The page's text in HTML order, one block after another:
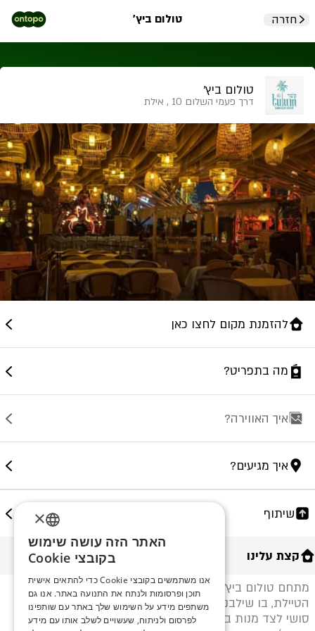
חזרה טולום ביץ'
טולום ביץ'
דרך פעמי השלום 10 , אילת
להזמנת מקום לחצו כאן
מה בתפריט?
איך האווירה?
איך מגיעים?
שיתוף
קצת עלינו
מתחם טולום ביץ' אילת – בר מסעדה על חוף במרכז
הטיילת, בו שילבנו עבורכם מסעדת שף איכותית עם מנות
סושי לצד מנות בר ,מגוון דגים ובשרים , שני ברים (חיצוני
ENGLISH
SERBIA
HEBREW
×
האתר הזה עושה שימוש
בקובצי Cookie
אנו משתמשים בקובצי Cookie כדי להתאים אישית
תוכן ופרסומות ולנתח את התנועה באתר. אנו גם
משתפים מידע על השימוש שלך באתר עם שותפינו
לפרסום ולניתוח, שעשויים לשלב אותו עם מידע